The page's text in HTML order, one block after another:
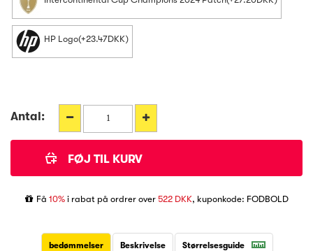
HP Logo(+23.47DKK)
Antal:
Få 10%i rabat på ordrer over 522 DKK, kuponkode: FODBOLD
bedømmelser Beskrivelse Størrelsesguide